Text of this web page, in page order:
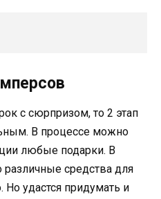
с сюрпризом, то 2 этап
В процессе можно
любые подарки. В
различные средства для
удастся придумать и